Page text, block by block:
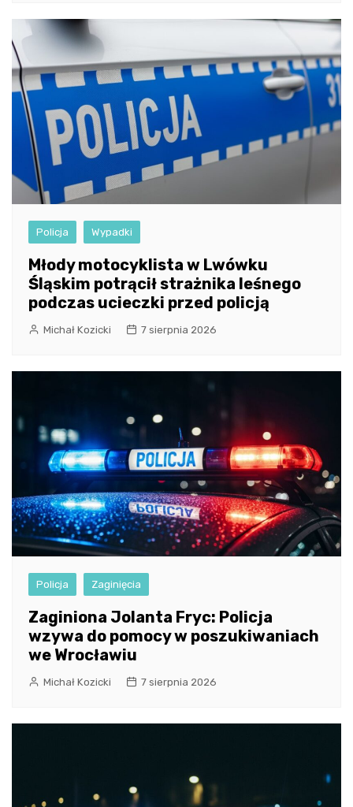
Policja Wypadki
Młody motocyklista w Lwówku
Śląskim potrącił strażnika leśnego
podczas ucieczki przed policją
Michał Kozicki 7 sierpnia 2026
Policja Zaginięcia
Zaginiona Jolanta Fryc: Policja
wzywa do pomocy w poszukiwaniach
we Wrocławiu
Michał Kozicki 7 sierpnia 2026